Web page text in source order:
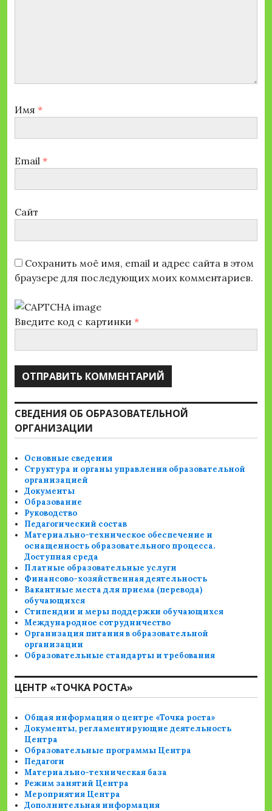
Имя *
Email *
Сайт
Сохранить моё имя, email и адрес сайта в этом
браузере для последующих моих комментариев.
Введите код с картинки *
СВЕДЕНИЯ ОБ ОБРАЗОВАТЕЛЬНОЙ
ОРГАНИЗАЦИИ
Основные сведения
Структура и органы управления образовательной
организацией
Документы
Образование
Руководство
Педагогический состав
Материально-техническое обеспечение и
оснащенность образовательного процесса.
Доступная среда
Платные образовательные услуги
Финансово-хозяйственная деятельность
Вакантные места для приема (перевода)
обучающихся
Стипендии и меры поддержки обучающихся
Международное сотрудничество
Организация питания в образовательной
организации
Образовательные стандарты и требования
ЦЕНТР «ТОЧКА РОСТА»
Общая информация о центре «Точка роста»
Документы, регламентирующие деятельность
Центра
Образовательные программы Центра
Педагоги
Материально-техническая база
Режим занятий Центра
Мероприятия Центра
Дополнительная информация